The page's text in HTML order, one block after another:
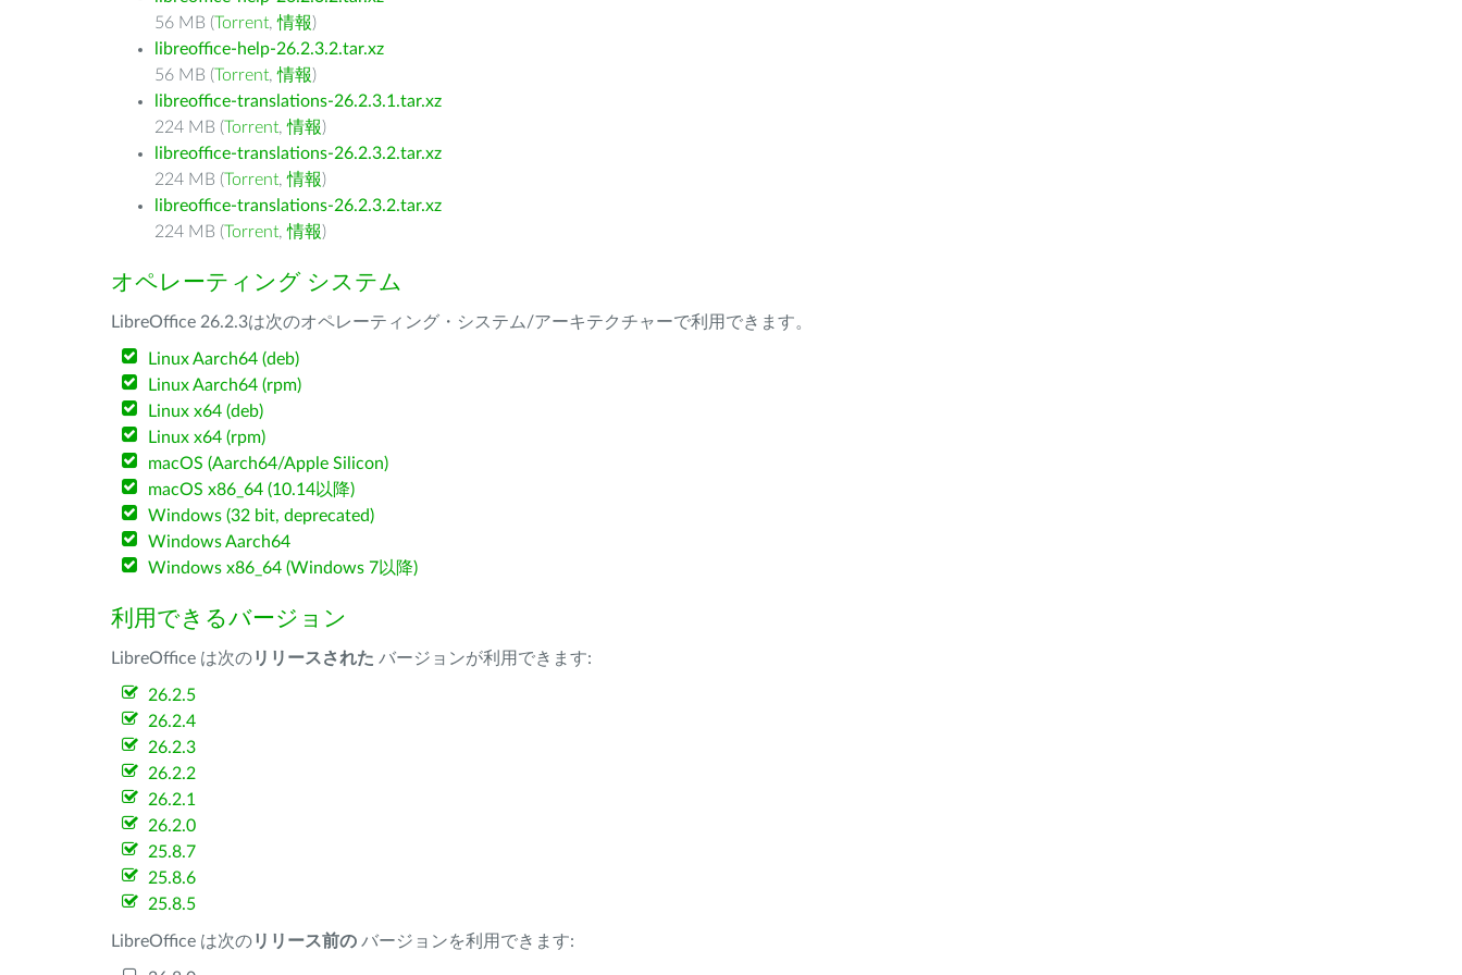
56 MB (Torrent,情報)
libreoffice-help-26.2.3.2.tar.xz
56 MB (Torrent,情報)
libreoffice-translations-26.2.3.1.tar.xz
224 MB (Torrent,情報)
libreoffice-translations-26.2.3.2.tar.xz
224 MB (Torrent,情報)
libreoffice-translations-26.2.3.2.tar.xz
224 MB (Torrent,情報)
オペレーティング システム
LibreOffice 26.2.3は次のオペレーティング・システム/アーキテクチャーで利用できます。
Linux Aarch64 (deb)
Linux Aarch64 (rpm)
Linux x64 (deb)
Linux x64 (rpm)
macOS (Aarch64/Apple Silicon)
macOS x86_64 (10.14以降)
Windows (32 bit, deprecated)
Windows Aarch64
Windows x86_64 (Windows 7以降)
利用できるバージョン
LibreOffice は次のリリースされた バージョンが利用できます:
26.2.5
26.2.4
26.2.3
26.2.2
26.2.1
26.2.0
25.8.7
25.8.6
25.8.5
LibreOffice は次のリリース前の バージョンを利用できます: